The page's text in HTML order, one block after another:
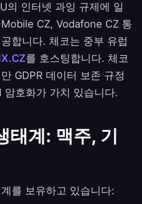
의 인터넷 과잉 규제에 일
CZ, Vodafone CZ 통
합니다. 체코는 중부 유럽
를 호스팅합니다. 체코
GDPR 데이터 보존 규정
암호화가 가치 있습니다.
태계: 맥주, 기
를 보유하고 있습니다: